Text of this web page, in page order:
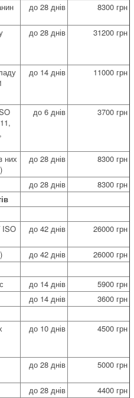
до 28 днів 8300 грн
до 28 днів 31200 грн
до 14 днів 11000 грн
до 6 днів 3700 грн
них
до 28 днів 8300 грн
до 28 днів
8300 грн
ISO
до 42 днів 26000 грн
до 42 днів
26000 грн
до 14 днів
5900 грн
до 14 днів
3600 грн
до 10 днів 4500 грн
до 28 днів 5000 грн
до 28 днів
4400 грн